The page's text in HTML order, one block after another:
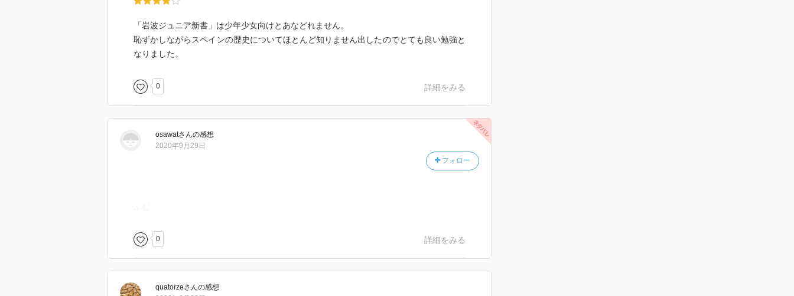
「岩波ジュニア新書」は少年少女向けとあなどれません。
恥ずかしながらスペインの歴史についてほとんど知りません出したのでとても良い勉強と
なりました。
0 詳細をみる
osawatさんの感想
フォロー
2020年9月29日
0 詳細をみる
quatorzeさんの感想